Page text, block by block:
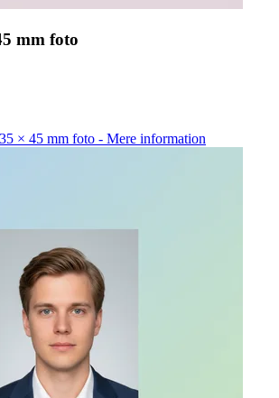
mm foto
× 45 mm foto - Mere information